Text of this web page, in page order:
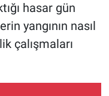
hasar gün
yangının nasıl
çalışmaları